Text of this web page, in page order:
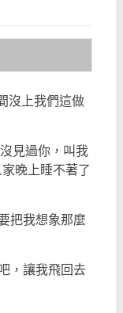
沒上我們這做
見過你，叫我
晚上睡不著了
把我想象那麼
，讓我飛回去